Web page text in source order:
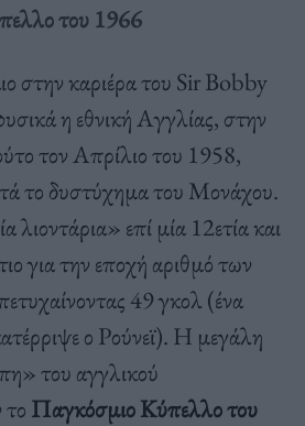
του 1966
στην καριέρα του Sir Bobby
η εθνική Αγγλίας, στην
τον Απρίλιο του 1958,
το δυστύχημα του Μονάχου.
λιοντάρια» επί μία 12ετία και
για την εποχή αριθμό των
49 γκολ (ένα
ο Ρούνεϊ). Η μεγάλη
του αγγλικού
Παγκόσμιο Κύπελλο του